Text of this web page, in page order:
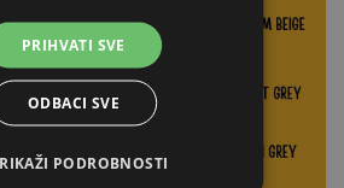
PRIHVATI SVE
ODBACI SVE
PODROBNOSTI